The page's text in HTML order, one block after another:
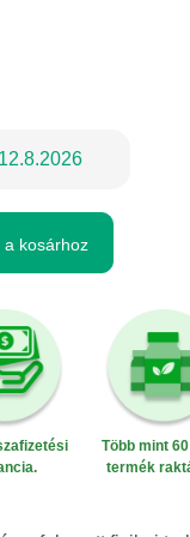
12.8.2026
a kosárhoz
Több mint
termék